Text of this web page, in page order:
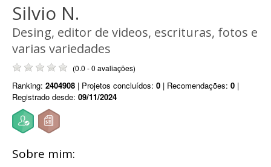
Silvio N.
Desing, editor de videos, escrituras, fotos e
varias variedades
(0.0 - 0 avaliações)
Ranking: 2404908 | Projetos concluídos: 0 | Recomendações: 0 |
Registrado desde: 09/11/2024
Sobre mim: